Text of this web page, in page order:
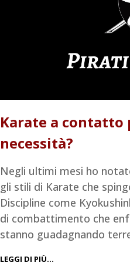
Karate a contatto
necessità?
Negli ultimi mesi ho
gli stili di Karate che
Discipline come
di combattimento che
stanno guadagnando
LEGGI DI PIÙ…